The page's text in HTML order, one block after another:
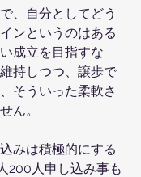
、自分としてどう
ンというのはある
成立を目指すな
持しつつ、譲歩で
そういった柔軟さ
ん。
みは積極的にする
200人申し込み事も